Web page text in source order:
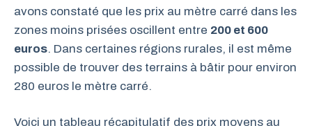
avons constaté que les prix au mètre carré dans les
zones moins prisées oscillent entre 200 et 600
euros. Dans certaines régions rurales, il est même
possible de trouver des terrains à bâtir pour environ
280 euros le mètre carré.
Voici un tableau récapitulatif des prix moyens au